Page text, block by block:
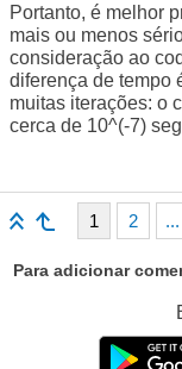
Portanto, é melhor
mais ou menos
consideração ao
diferença de tempo
muitas iterações: o
cerca de 10^(-7)
1 2 ...
Para adicionar